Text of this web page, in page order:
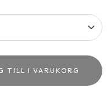
TILL I VARUKORG